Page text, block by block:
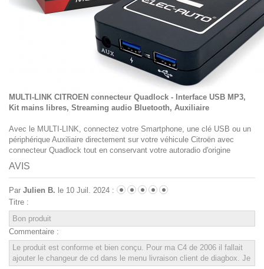
MULTI-LINK CITROEN connecteur Quadlock - Interface USB MP3,
Kit mains libres, Streaming audio Bluetooth, Auxiliaire
Avec le MULTI-LINK, connectez votre Smartphone, une clé USB ou un
périphérique Auxiliaire directement sur votre véhicule Citroën avec
connecteur Quadlock tout en conservant votre autoradio d'origine
AVIS
Par Julien B. le 10 Juil. 2024 :
Titre :
Commentaire :